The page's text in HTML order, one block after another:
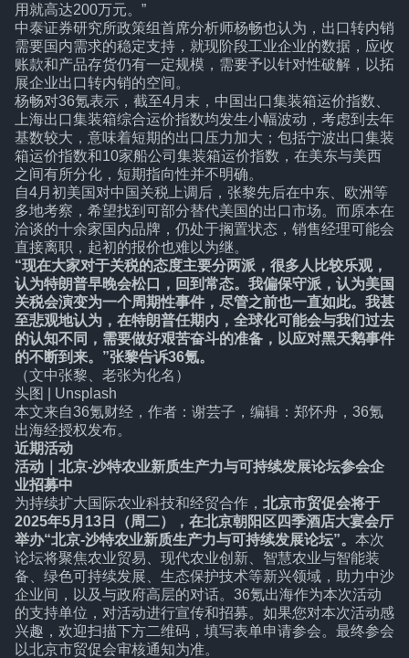
用就高达200万元。”
中泰证券研究所政策组首席分析师杨畅也认为，出口转内销
需要国内需求的稳定支持，就现阶段工业企业的数据，应收
账款和产品存货仍有一定规模，需要予以针对性破解，以拓
展企业出口转内销的空间。
杨畅对36氪表示，截至4月末，中国出口集装箱运价指数、
上海出口集装箱综合运价指数均发生小幅波动，考虑到去年
基数较大，意味着短期的出口压力加大；包括宁波出口集装
箱运价指数和10家船公司集装箱运价指数，在美东与美西
之间有所分化，短期指向性并不明确。
自4月初美国对中国关税上调后，张黎先后在中东、欧洲等
多地考察，希望找到可部分替代美国的出口市场。而原本在
洽谈的十余家国内品牌，仍处于搁置状态，销售经理可能会
直接离职，起初的报价也难以为继。
“现在大家对于关税的态度主要分两派，很多人比较乐观，
认为特朗普早晚会松口，回到常态。我偏保守派，认为美国
关税会演变为一个周期性事件，尽管之前也一直如此。我甚
至悲观地认为，在特朗普任期内，全球化可能会与我们过去
的认知不同，需要做好艰苦奋斗的准备，以应对黑天鹅事件
的不断到来。”张黎告诉36氪。
（文中张黎、老张为化名）
头图 | Unsplash
本文来自36氪财经 ，作者：谢芸子，编辑：郑怀舟，36氪
出海经授权发布。
近期活动
活动｜北京-沙特农业新质生产力与可持续发展论坛参会企
业招募中
为持续扩大国际农业科技和经贸合作， 北京市贸促会将于
2025年5月13日（周二），在北京朝阳区四季酒店大宴会厅
举办“北京-沙特农业新质生产力与可持续发展论坛”。 本次
论坛将聚焦农业贸易、现代农业创新、智慧农业与智能装
备、绿色可持续发展、生态保护技术等新兴领域，助力中沙
企业间，以及与政府高层的对话。36氪出海作为本次活动
的支持单位，对活动进行宣传和招募。如果您对本次活动感
兴趣，欢迎扫描下方二维码，填写表单申请参会。最终参会
以北京市贸促会审核通知为准。